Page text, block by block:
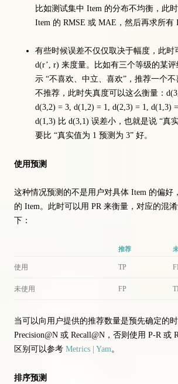
比如测试集中 Item 的分布不均衡，此
Item 的 RMSE 或 MAE，然后再求所有
有些时候误差不仅仅取决于幅度，此时
d(r’, r) 来度量。比如有三个等级的某
示 “不喜欢、中立、喜欢”，推荐一个
不推荐，此时失真度可以这么衡量：
d(3,2) = 3, d(1,2) = 1, d(2,3) = 1, d(1,3)
d(1,3) 比 d(3,1) 误差小，也就是说 “真
要比 “真实值为 1 预测为 3” 好。
使用预测
这种情况预测的不是用户对具体 Item 的偏好
的 Item。此时可以用 PR 来衡量，对应的混
下：
推荐
使用 TP
未使用 FP
当可以向用户提供的推荐数量是预先确定的
Precision@N 或 Recall@N，否则使用 P-R 或
区别可以参考 Metrics | Yam。
排序预测